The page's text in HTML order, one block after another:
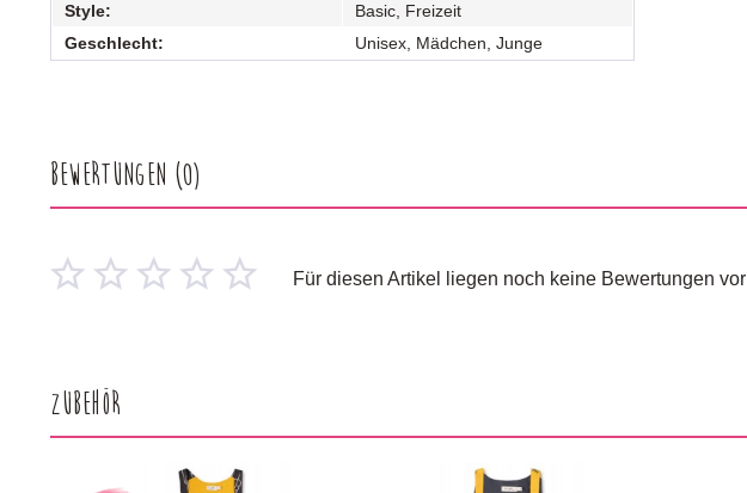
Style:
Basic, Freizeit
Geschlecht:
Unisex, Mädchen, Junge
Bewertungen (0)
Für diesen Artikel liegen noch keine Bewertungen vor
Zubehör